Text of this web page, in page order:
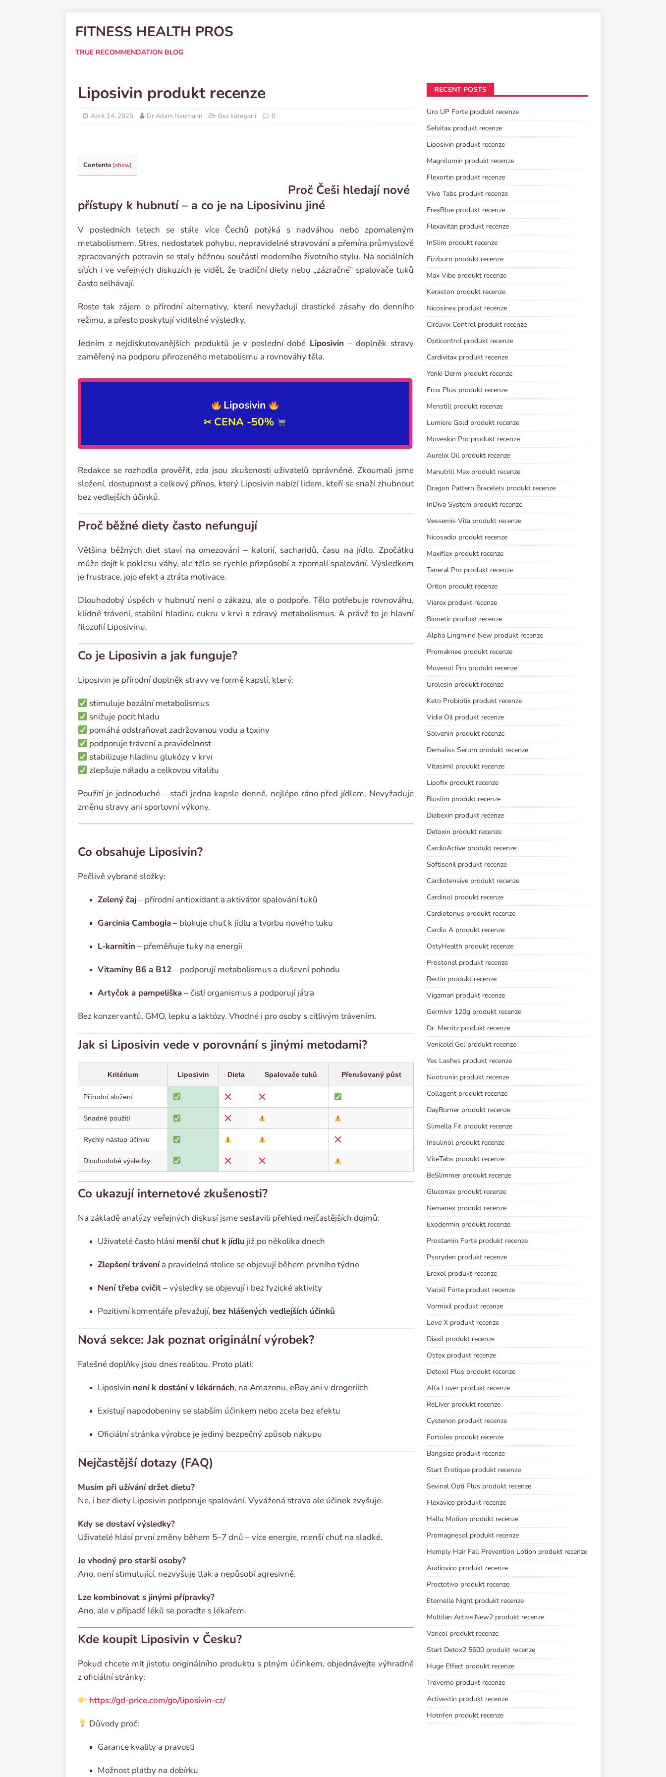
FITNESS HEALTH PROS
TRUE RECOMMENDATION BLOG
Liposivin produkt recenze
April 14, 2025 Dr Adam Neumann Bez kategorii 0
Contents [show]
Proč Češi hledají nové
přístupy k hubnutí – a co je na Liposivinu jiné
V posledních letech se stále více Čechů potýká s nadváhou nebo zpomaleným
metabolismem. Stres, nedostatek pohybu, nepravidelné stravování a přemíra průmyslově
zpracovaných potravin se staly běžnou součástí moderního životního stylu. Na sociálních
sítích i ve veřejných diskuzích je vidět, že tradiční diety nebo „zázračné“ spalovače tuků
často selhávají.
Roste tak zájem o přírodní alternativy, které nevyžadují drastické zásahy do denního
režimu, a přesto poskytují viditelné výsledky.
Jedním z nejdiskutovanějších produktů je v poslední době Liposivin – doplněk stravy
zaměřený na podporu přirozeného metabolismu a rovnováhy těla.
Liposivin
✂ CENA -50%
Redakce se rozhodla prověřit, zda jsou zkušenosti uživatelů oprávněné. Zkoumali jsme
složení, dostupnost a celkový přínos, který Liposivin nabízí lidem, kteří se snaží zhubnout
bez vedlejších účinků.
Proč běžné diety často nefungují
Většina běžných diet staví na omezování – kalorií, sacharidů, času na jídlo. Zpočátku
může dojít k poklesu váhy, ale tělo se rychle přizpůsobí a zpomalí spalování. Výsledkem
je frustrace, jojo efekt a ztráta motivace.
Dlouhodobý úspěch v hubnutí není o zákazu, ale o podpoře. Tělo potřebuje rovnováhu,
klidné trávení, stabilní hladinu cukru v krvi a zdravý metabolismus. A právě to je hlavní
filozofií Liposivinu.
Co je Liposivin a jak funguje?
Liposivin je přírodní doplněk stravy ve formě kapslí, který:
stimuluje bazální metabolismus
snižuje pocit hladu
pomáhá odstraňovat zadržovanou vodu a toxiny
podporuje trávení a pravidelnost
stabilizuje hladinu glukózy v krvi
zlepšuje náladu a celkovou vitalitu
Použití je jednoduché – stačí jedna kapsle denně, nejlépe ráno před jídlem. Nevyžaduje
změnu stravy ani sportovní výkony.
Co obsahuje Liposivin?
Pečlivě vybrané složky:
Zelený čaj– přírodní antioxidant a aktivátor spalování tuků
Garcinia Cambogia– blokuje chuť k jídlu a tvorbu nového tuku
L-karnitin – přeměňuje tuky na energii
Vitamíny B6 a B12– podporují metabolismus a duševní pohodu
Artyčok a pampeliška– čistí organismus a podporují játra
Bez konzervantů, GMO, lepku a laktózy. Vhodné i pro osoby s citlivým trávením.
Jak si Liposivin vede v porovnání s jinými metodami?
Kritérium Liposivin Dieta Spalovače tuků Přerušovaný půst
Přírodní složení
Snadné použití
Rychlý nástup účinku
Dlouhodobé výsledky
Co ukazují internetové zkušenosti?
Na základě analýzy veřejných diskusí jsme sestavili přehled nejčastějších dojmů:
Uživatelé často hlásímenší chuť k jídlu již po několika dnech
Zlepšení trávenía pravidelná stolice se objevují během prvního týdne
Není třeba cvičit– výsledky se objevují i bez fyzické aktivity
Pozitivní komentáře převažují, bez hlášených vedlejších účinků
Nová sekce: Jak poznat originální výrobek?
Falešné doplňky jsou dnes realitou. Proto platí:
Liposivin není k dostání v lékárnách, na Amazonu, eBay ani v drogeriích
Existují napodobeniny se slabším účinkem nebo zcela bez efektu
Oficiální stránka výrobce je jediný bezpečný způsob nákupu
Nejčastější dotazy (FAQ)
Musím při užívání držet dietu?
Ne, i bez diety Liposivin podporuje spalování. Vyvážená strava ale účinek zvyšuje.
Kdy se dostaví výsledky?
Uživatelé hlásí první změny během 5–7 dnů – více energie, menší chuť na sladké.
Je vhodný pro starší osoby?
Ano, není stimulující, nezvyšuje tlak a nepůsobí agresivně.
Lze kombinovat s jinými přípravky?
Ano, ale v případě léků se poraďte s lékařem.
Kde koupit Liposivin v Česku?
Pokud chcete mít jistotu originálního produktu s plným účinkem, objednávejte výhradně
z oficiální stránky:
https://gd-price.com/go/liposivin-cz/
Důvody proč:
Garance kvality a pravosti
Možnost platby na dobírku
RECENT POSTS
Uro UP Forte produkt recenze
Selvitax produkt recenze
Liposivin produkt recenze
Magnilumin produkt recenze
Flexortin produkt recenze
Vivo Tabs produkt recenze
ErexBlue produkt recenze
Flexavitan produkt recenze
InSlim produkt recenze
Fizzburn produkt recenze
Max Vibe produkt recenze
Keraston produkt recenze
Nicosinex produkt recenze
Circuvix Control produkt recenze
Opticontrol produkt recenze
Cardivitax produkt recenze
Yenki Derm produkt recenze
Erox Plus produkt recenze
Menstill produkt recenze
Lumiere Gold produkt recenze
Moveskin Pro produkt recenze
Aurelix Oil produkt recenze
Manutrill Max produkt recenze
Dragon Pattern Bracelets produkt recenze
InDiva System produkt recenze
Vessemis Vita produkt recenze
Nicosadio produkt recenze
Maxiflex produkt recenze
Taneral Pro produkt recenze
Oriton produkt recenze
Viarex produkt recenze
Bionetic produkt recenze
Alpha Lingmind New produkt recenze
Promaknee produkt recenze
Movenol Pro produkt recenze
Urolesin produkt recenze
Keto Probiotix produkt recenze
Vidia Oil produkt recenze
Solvenin produkt recenze
Demaliss Serum produkt recenze
Vitasimil produkt recenze
Lipofix produkt recenze
Bioslim produkt recenze
Diabexin produkt recenze
Detoxin produkt recenze
CardioActive produkt recenze
Softisenil produkt recenze
Cardiotensive produkt recenze
Cardinol produkt recenze
Cardiotonus produkt recenze
Cardio A produkt recenze
OstyHealth produkt recenze
Prostonel produkt recenze
Rectin produkt recenze
Vigaman produkt recenze
Germivir 120g produkt recenze
Dr. Merritz produkt recenze
Venicold Gel produkt recenze
Yes Lashes produkt recenze
Nootronin produkt recenze
Collagent produkt recenze
DayBurner produkt recenze
Slimella Fit produkt recenze
Insulinol produkt recenze
ViteTabs produkt recenze
BeSlimmer produkt recenze
Gluconax produkt recenze
Nemanex produkt recenze
Exodermin produkt recenze
Prostamin Forte produkt recenze
Psoryden produkt recenze
Erexol produkt recenze
Varixil Forte produkt recenze
Vormixil produkt recenze
Love X produkt recenze
Diaxil produkt recenze
Ostex produkt recenze
Detoxil Plus produkt recenze
Alfa Lover produkt recenze
ReLiver produkt recenze
Cystenon produkt recenze
Fortolex produkt recenze
Bangsize produkt recenze
Start Erotique produkt recenze
Sevinal Opti Plus produkt recenze
Flexavico produkt recenze
Hallu Motion produkt recenze
Promagnesol produkt recenze
Hemply Hair Fall Prevention Lotion produkt recenze
Audiovico produkt recenze
Proctotivo produkt recenze
Eternelle Night produkt recenze
Multilan Active New2 produkt recenze
Varicol produkt recenze
Start Detox2 5600 produkt recenze
Huge Effect produkt recenze
Troverno produkt recenze
Activestin produkt recenze
Hotrifen produkt recenze